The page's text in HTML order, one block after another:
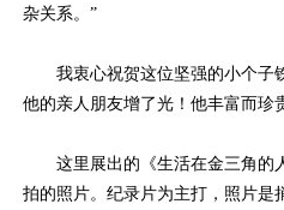
杂关系。”
我衷心祝贺这位坚强的小个子铁
他的亲人朋友增了光！他丰富而珍
这里展出的《生活在金三角的人
拍的照片。纪录片为主打，照片是